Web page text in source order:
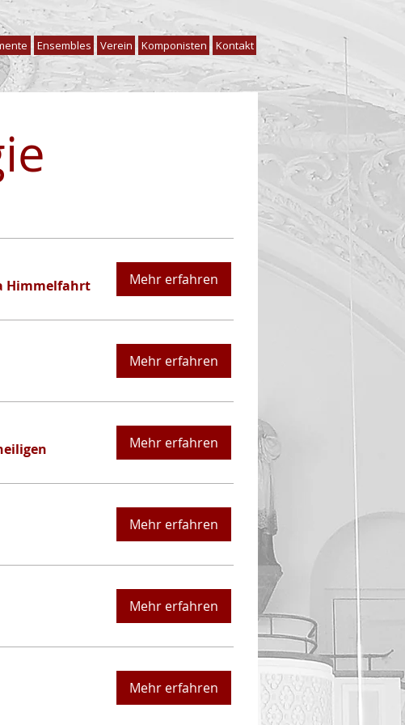
Ensembles Verein Komponisten Kontakt
Himmelfahrt
Mehr erfahren
Mehr erfahren
Mehr erfahren
Mehr erfahren
Mehr erfahren
Mehr erfahren